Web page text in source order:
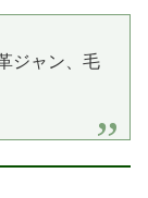
ジャン、毛